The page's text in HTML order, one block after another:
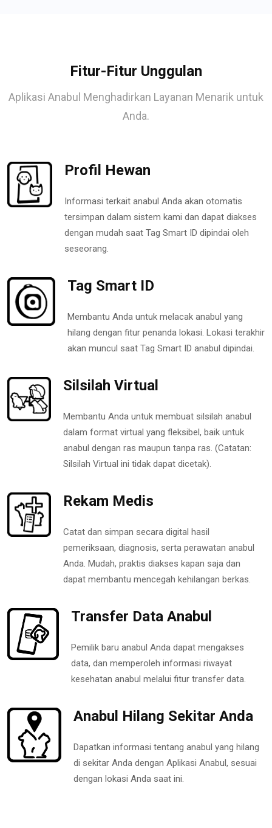
Fitur-Fitur Unggulan
Aplikasi Anabul Menghadirkan Layanan Menarik untuk
Anda.
Profil Hewan
Informasi terkait anabul Anda akan otomatis
tersimpan dalam sistem kami dan dapat diakses
dengan mudah saat Tag Smart ID dipindai oleh
seseorang.
Tag Smart ID
Membantu Anda untuk melacak anabul yang
hilang dengan fitur penanda lokasi. Lokasi terakhir
akan muncul saat Tag Smart ID anabul dipindai.
Silsilah Virtual
Membantu Anda untuk membuat silsilah anabul
dalam format virtual yang fleksibel, baik untuk
anabul dengan ras maupun tanpa ras. (Catatan:
Silsilah Virtual ini tidak dapat dicetak).
Rekam Medis
Catat dan simpan secara digital hasil
pemeriksaan, diagnosis, serta perawatan anabul
Anda. Mudah, praktis diakses kapan saja dan
dapat membantu mencegah kehilangan berkas.
Transfer Data Anabul
Pemilik baru anabul Anda dapat mengakses
data, dan memperoleh informasi riwayat
kesehatan anabul melalui fitur transfer data.
Anabul Hilang Sekitar Anda
Dapatkan informasi tentang anabul yang hilang
di sekitar Anda dengan Aplikasi Anabul, sesuai
dengan lokasi Anda saat ini.